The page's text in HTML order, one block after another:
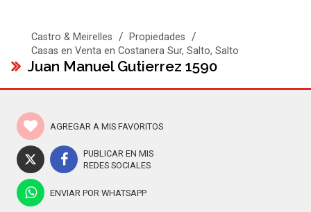
Castro & Meirelles / Propiedades /
Casas en Venta en Costanera Sur, Salto, Salto
Juan Manuel Gutierrez 1590
AGREGAR A MIS FAVORITOS
PUBLICAR EN MIS
REDES SOCIALES
ENVIAR POR WHATSAPP